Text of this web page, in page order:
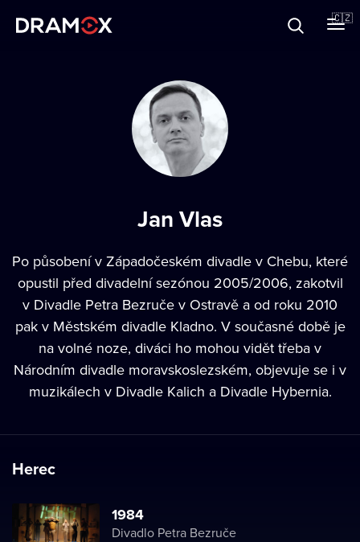
🇨🇿
Jan Vlas
Po působení v Západočeském divadle v Chebu, které
opustil před divadelní sezónou 2005/2006, zakotvil
v Divadle Petra Bezruče v Ostravě a od roku 2010
pak v Městském divadle Kladno. V současné době je
na volné noze, diváci ho mohou vidět třeba v
Národním divadle moravskoslezském, objevuje se i v
muzikálech v Divadle Kalich a Divadle Hybernia.
Herec
1984
Divadlo Petra Bezruče